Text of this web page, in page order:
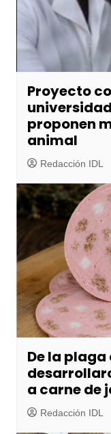
Proyecto
proponen
animal
Redacción IDL
De la
a carne de
Redacción IDL